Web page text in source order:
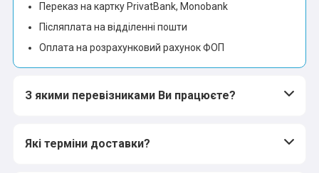
Переказ на картку PrivatBank, Monobank
Післяплата на відділенні пошти
Оплата на розрахунковий рахунок ФОП
З якими перевізниками Ви працюєте?
Які терміни доставки?